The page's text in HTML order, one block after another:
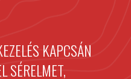
KAPCSÁN
SÉRELMET,